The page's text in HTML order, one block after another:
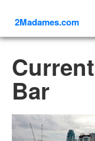
2Madames.com
ภาคเหนือ
ภาคใต้
ภาคกลาง
Bar